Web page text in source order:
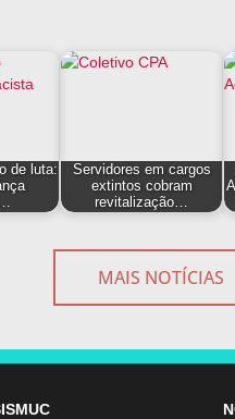
de luta:
Servidores em cargos
extintos cobram
revitalização…
MAIS NOTÍCIAS